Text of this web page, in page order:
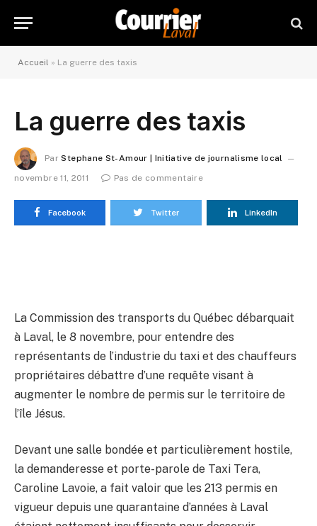
Accueil » La guerre des taxis
La guerre des taxis
Par Stephane St-Amour | Initiative de journalisme local
novembre 11, 2011
Pas de commentaire
Facebook Twitter LinkedIn
La Commission des transports du Québec débarquait
à Laval, le 8 novembre, pour entendre des
représentants de l’industrie du taxi et des chauffeurs
propriétaires débattre d’une requête visant à
augmenter le nombre de permis sur le territoire de
l’île Jésus.
Devant une salle bondée et particulièrement hostile,
la demanderesse et porte-parole de Taxi Tera,
Caroline Lavoie, a fait valoir que les 213 permis en
vigueur depuis une quarantaine d’années à Laval